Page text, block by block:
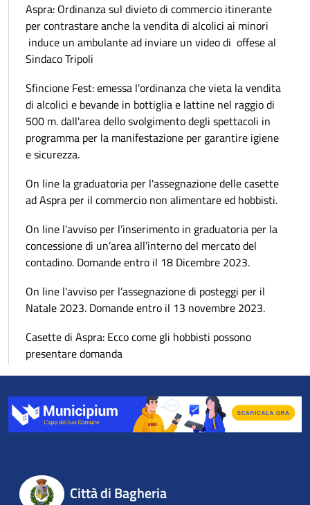
Aspra: Ordinanza sul divieto di commercio itinerante
per contrastare anche la vendita di alcolici ai minori
induce un ambulante ad inviare un video di offese al
Sindaco Tripoli
Sfincione Fest: emessa l'ordinanza che vieta la vendita
di alcolici e bevande in bottiglia e lattine nel raggio di
500 m. dall'area dello svolgimento degli spettacoli in
programma per la manifestazione per garantire igiene
e sicurezza.
On line la graduatoria per l'assegnazione delle casette
ad Aspra per il commercio non alimentare ed hobbisti.
On line l'avviso per l’inserimento in graduatoria per la
concessione di un’area all’interno del mercato del
contadino. Domande entro il 18 Dicembre 2023.
On line l'avviso per l’assegnazione di posteggi per il
Natale 2023. Domande entro il 13 novembre 2023.
Casette di Aspra: Ecco come gli hobbisti possono
presentare domanda
Città di Bagheria